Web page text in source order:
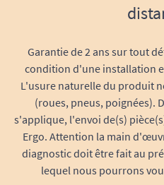
Garantie de 2 ans sur tout
condition d'une installation
L'usure naturelle du produit
(roues, pneus, poignées).
s'applique, l'envoi de(s)
Ergo. Attention la main
diagnostic doit être fait au
lequel nous pourrons